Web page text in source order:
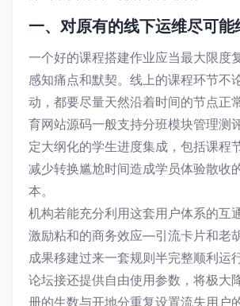
一、对原有的线下运维尽可能
一个好的课程搭建作业应当最大限度
感知痛点和默契。线上的课程环节不
动，都要尽量天然沿着时间的节点正
育网站源码一般支持分班模块管理测
定大纲化的学生进度集成，包括课程
减少转换尴尬时间造成学员体验散收
本。
机构若能充分利用这套用户体系的互
激励粘和的商务效应—引流卡片和老
成果移建过来一套规则半完整顺利运
论坛接还提供自由使用参数，将极大
册的生数与开地分重复设置流失用户